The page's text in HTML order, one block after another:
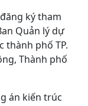
ký tham
Quản lý dự
thành phố TP.
Thành phố
án kiến trúc